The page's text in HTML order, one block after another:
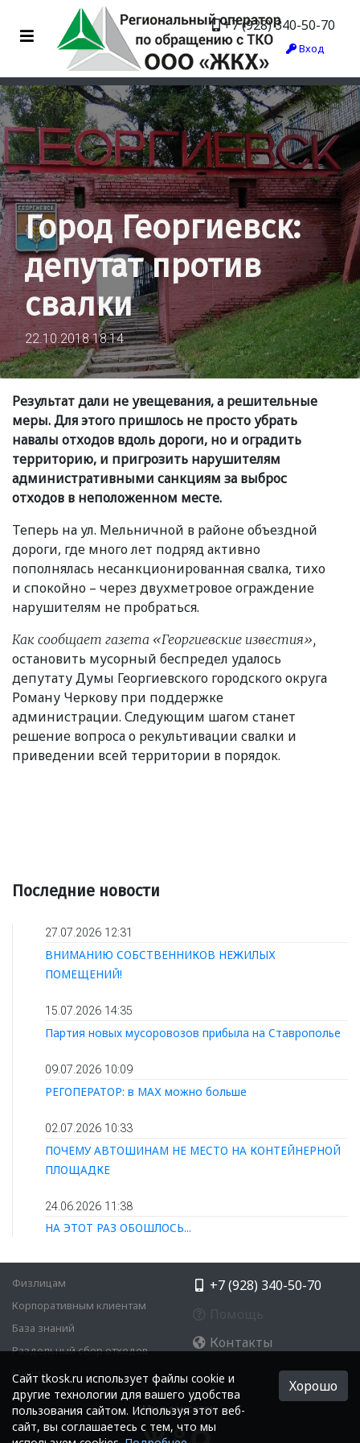
+7 (928) 340-50-70
Вход
Город Георгиевск:
депутат против
свалки
22.10.2018 18:14
Результат дали не увещевания, а решительные
меры. Для этого пришлось не просто убрать
навалы отходов вдоль дороги, но и оградить
территорию, и пригрозить нарушителям
административными санкциям за выброс
отходов в неположенном месте.
Теперь на ул. Мельничной в районе объездной
дороги, где много лет подряд активно
пополнялась несанкционированная свалка, тихо
и спокойно – через двухметровое ограждение
нарушителям не пробраться.
Как сообщает газета «Георгиевские известия»,
остановить мусорный беспредел удалось
депутату Думы Георгиевского городского округа
Роману Черкову при поддержке
администрации. Следующим шагом станет
решение вопроса о рекультивации свалки и
приведении всей территории в порядок.
Последние новости
27.07.2026 12:31
ВНИМАНИЮ СОБСТВЕННИКОВ НЕЖИЛЫХ
ПОМЕЩЕНИЙ!
15.07.2026 14:35
Партия новых мусоровозов прибыла на Ставрополье
09.07.2026 10:09
РЕГОПЕРАТОР: в МАХ можно больше
02.07.2026 10:33
ПОЧЕМУ АВТОШИНАМ НЕ МЕСТО НА КОНТЕЙНЕРНОЙ
ПЛОЩАДКЕ
24.06.2026 11:38
НА ЭТОТ РАЗ ОБОШЛОСЬ...
Физлицам
Корпоративным клиентам
База знаний
Раздельный сбор отходов
Медиа
+7 (928) 340-50-70
Контакты
Мы в соцсетях:
Cайт tkosk.ru использует файлы cookie и
другие технологии для вашего удобства
пользования сайтом. Используя этот веб-
сайт, вы соглашаетесь с тем, что мы
Хорошо